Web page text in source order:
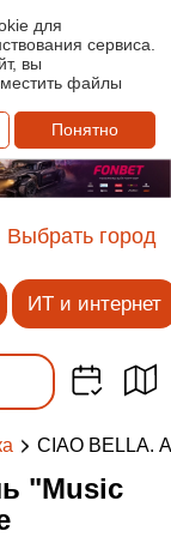
для
сервиса.
вы
файлы
Понятно
Выбрать город
ИТ и интернет
CIAO BELLA.
"Music